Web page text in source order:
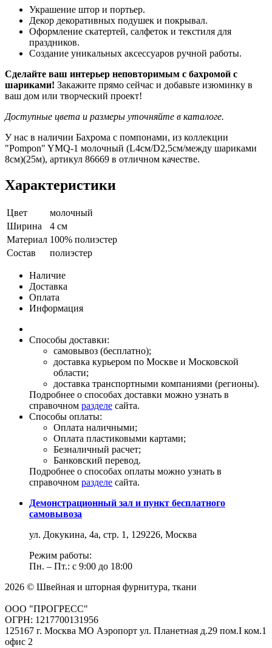
Украшение штор и портьер.
Декор декоративных подушек и покрывал.
Оформление скатертей, салфеток и текстиля для
праздников.
Создание уникальных аксессуаров ручной работы.
Сделайте ваш интерьер неповторимым с бахромой с
шариками! Закажите прямо сейчас и добавьте изюминку в
ваш дом или творческий проект!
Доступные цвета и размеры уточняйте в каталоге.
У нас в наличии Бахрома с помпонами, из коллекции
"Pompon" YMQ-1 молочный (L4см/D2,5см/между шариками
8см)(25м), артикул 86669 в отличном качестве.
Характеристики
Цвет
молочный
Ширина
4 см
Материал 100% полиэстер
Состав
полиэстер
Наличие
Доставка
Оплата
Информация
Способы доставки:
самовывоз (бесплатно);
доставка курьером по Москве и Московской
области;
доставка транспортными компаниями (регионы).
Подробнее о способах доставки можно узнать в
справочном разделе сайта.
Способы оплаты:
Оплата наличными;
Оплата пластиковыми картами;
Безналичный расчет;
Банковский перевод.
Подробнее о способах оплаты можно узнать в
справочном разделе сайта.
Демонстрационный зал и пункт бесплатного
самовывоза
ул. Докукина, 4а, стр. 1, 129226, Москва
Режим работы:
Пн. – Пт.: с 9:00 до 18:00
2026 © Швейная и шторная фурнитура, ткани
ООО "ПРОГРЕСС"
ОГРН: 1217700131956
125167 г. Москва МО Аэропорт ул. Планетная д.29 пом.I ком.1
офис 2